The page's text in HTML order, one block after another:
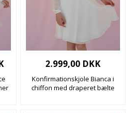
2.999,00 DKK
Konfirmationskjole Bianca i
chiffon med draperet bælte